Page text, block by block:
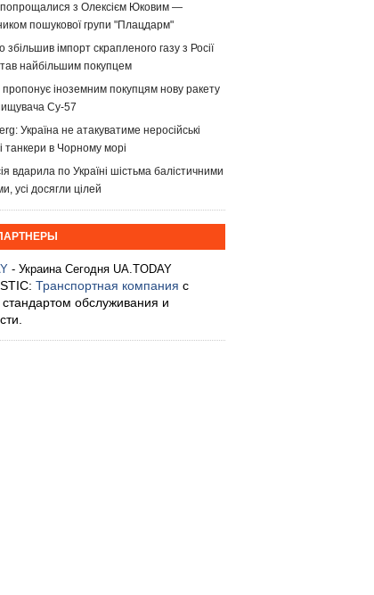
попрощалися з Олексієм Юковим —
пошукової групи "Плацдарм"
збільшив імпорт скрапленого газу з Росії
найбільшим покупцем
іноземним покупцям нову ракету
Су-57
Україна не атакуватиме неросійські
танкери в Чорному морі
вдарила по Україні шістьма балістичними
усі досягли цілей
- Украина Сегодня UA.TODAY
Транспортная компания с
обслуживания и